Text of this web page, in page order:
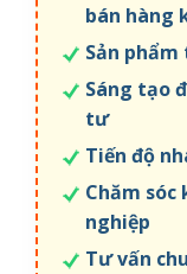
bán hàng
Sản
Sáng tạo
tư
Tiến độ
Chăm
nghiệp
Tư vấn